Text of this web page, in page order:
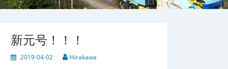
新元号！！！
2019-04-02 Hirakawa